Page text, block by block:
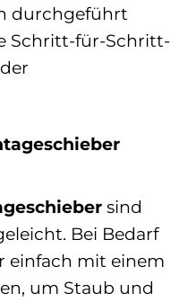
durchgeführt
Schritt-für-Schritt-
sind
Bei Bedarf
einfach mit einem
um Staub und